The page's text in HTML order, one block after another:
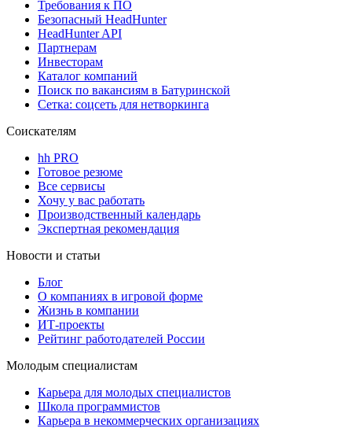
Требования к ПО
Безопасный HeadHunter
HeadHunter API
Партнерам
Инвесторам
Каталог компаний
Поиск по вакансиям в Батуринской
Сетка: соцсеть для нетворкинга
Соискателям
hh PRO
Готовое резюме
Все сервисы
Хочу у вас работать
Производственный календарь
Экспертная рекомендация
Новости и статьи
Блог
О компаниях в игровой форме
Жизнь в компании
ИТ-проекты
Рейтинг работодателей России
Молодым специалистам
Карьера для молодых специалистов
Школа программистов
Карьера в некоммерческих организациях